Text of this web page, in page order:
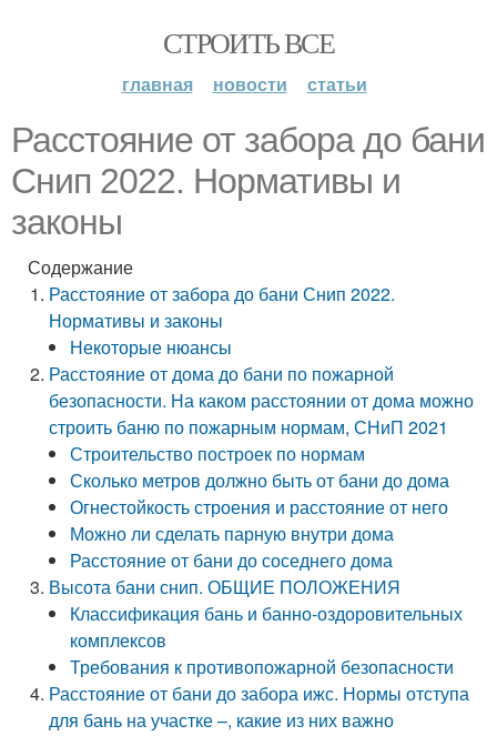
СТРОИТЬ ВСЕ
главная новости статьи
Расстояние от забора до бани
Снип 2022. Нормативы и
законы
Содержание
Расстояние от забора до бани Снип 2022.
Нормативы и законы
Некоторые нюансы
Расстояние от дома до бани по пожарной
безопасности. На каком расстоянии от дома можно
строить баню по пожарным нормам, СНиП 2021
Строительство построек по нормам
Сколько метров должно быть от бани до дома
Огнестойкость строения и расстояние от него
Можно ли сделать парную внутри дома
Расстояние от бани до соседнего дома
Высота бани снип. ОБЩИЕ ПОЛОЖЕНИЯ
Классификация бань и банно-оздоровительных
комплексов
Требования к противопожарной безопасности
Расстояние от бани до забора ижс. Нормы отступа
для бань на участке –, какие из них важно